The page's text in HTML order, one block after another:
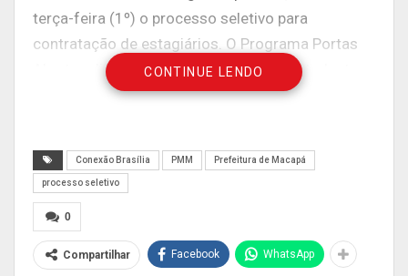
terça-feira (1º) o processo seletivo para
contratação de estagiários. O Programa Portas
Abertas disponibiliza 100 vagas para estudantes
matriculados nas instituições públicas e privadas
Em Macapá, são destinadas 85 vagas de nível
superior divididas entre os cursos de
Administração, Direito, Engenharia Elétrica,
Psicologia, Serviço Social, Engenharia Civil,
Arquitetura e Urbanismo, Matemática, Letras,
CONTINUE LENDO
Conexão Brasília PMM Prefeitura de Macapá
processo seletivo
0
Compartilhar Facebook WhatsApp